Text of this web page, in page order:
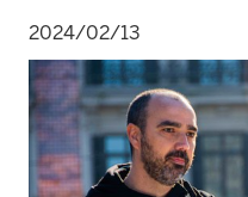
2024/02/13